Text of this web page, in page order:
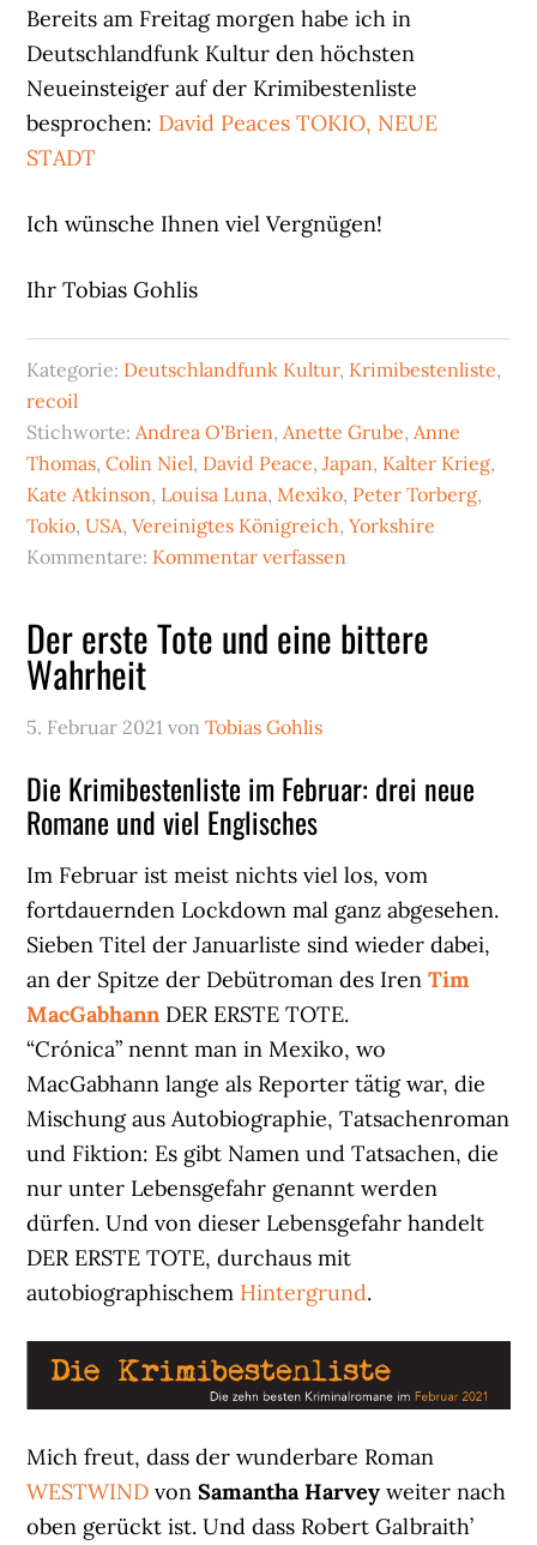
Bereits am Freitag morgen habe ich in
Deutschlandfunk Kultur den höchsten
Neueinsteiger auf der Krimibestenliste
besprochen: David Peaces TOKIO, NEUE
STADT
Ich wünsche Ihnen viel Vergnügen!
Ihr Tobias Gohlis
Kategorie: Deutschlandfunk Kultur, Krimibestenliste,
recoil
Stichworte:Andrea O'Brien,Anette Grube,Anne
Thomas,Colin Niel, David Peace,Japan, Kalter Krieg,
Kate Atkinson, Louisa Luna,Mexiko, Peter Torberg,
Tokio,USA,Vereinigtes Königreich,Yorkshire
Kommentare: Kommentar verfassen
Der erste Tote und eine bittere
Wahrheit
5. Februar 2021 vonTobias Gohlis
Die Krimibestenliste im Februar: drei neue
Romane und viel Englisches
Im Februar ist meist nichts viel los, vom
fortdauernden Lockdown mal ganz abgesehen.
Sieben Titel der Januarliste sind wieder dabei,
an der Spitze der Debütroman des IrenTim
MacGabhannDER ERSTE TOTE.
“Crónica” nennt man in Mexiko, wo
MacGabhann lange als Reporter tätig war, die
Mischung aus Autobiographie, Tatsachenroman
und Fiktion: Es gibt Namen und Tatsachen, die
nur unter Lebensgefahr genannt werden
dürfen. Und von dieser Lebensgefahr handelt
DER ERSTE TOTE, durchaus mit
autobiographischem Hintergrund.
Mich freut, dass der wunderbare Roman
WESTWIND vonSamantha Harvey weiter nach
oben gerückt ist. Und dass Robert Galbraith’